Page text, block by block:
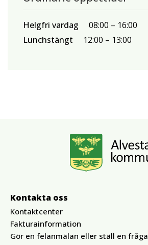
Helgfri vardag 08:00
16:00
Lunchstängt
12:00 13:00
Kontakta oss
Kontaktcenter
Fakturainformation
Gör en felanmälan eller ställ en fråga